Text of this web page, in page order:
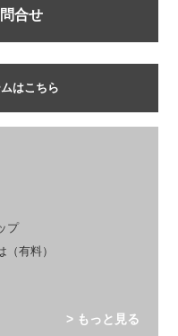
合せ
はこちら
プ
有料）
> もっと見る